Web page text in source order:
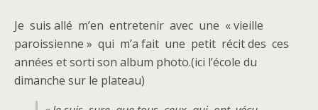
Je suis allé m’en entretenir avec une « vieille
paroissienne » qui m’a fait une petit récit des ces
années et sorti son album photo.(ici l’école du
dimanche sur le plateau)